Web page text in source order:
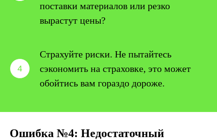
поставки материалов или резко
вырастут цены?
Страхуйте риски. Не пытайтесь
сэкономить на страховке, это может
обойтись вам гораздо дороже.
Ошибка №4: Недостаточный